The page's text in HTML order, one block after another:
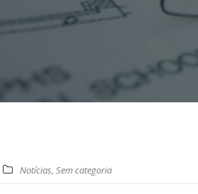
Notícias, Sem categoria